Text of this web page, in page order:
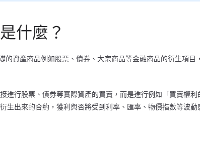
什麼？
資產商品例如股票、債券、大宗商品等金融商品的衍生項目
進行股票、債券等實際資產的買賣，而是進行例如「買賣權
生出來的合約，獲利與否將受到利率、匯率、物價指數等波動